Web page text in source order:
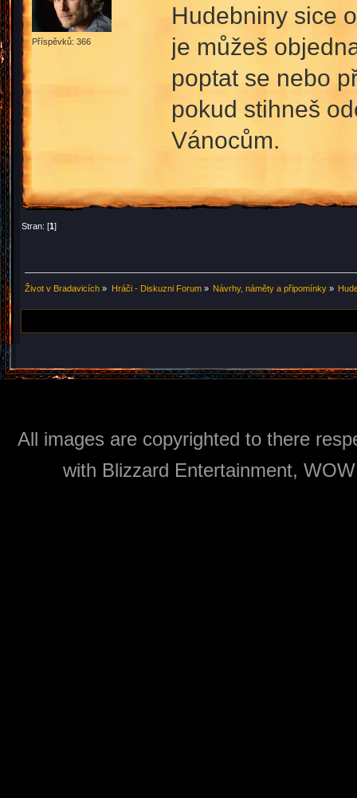
Příspěvků: 366
Hudebniny sice
je můžeš
poptat se nebo
pokud stihneš
Vánocům.
Stran: [1]
Život v Bradavicích » Hráči - Diskuzni Forum» Návrhy, náměty a připomínky»
All images are copyrighted to there
with Blizzard Entertainment,